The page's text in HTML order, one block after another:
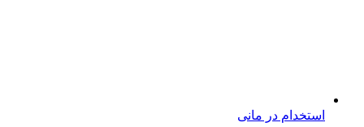
استخدام در مانی